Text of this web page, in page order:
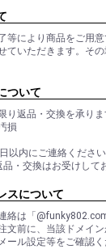
等により商品をご用
ていただきます。そ
ついて
り返品・交換を承りま
損
以内にご連絡ください
・交換はお受けして
スについて
絡は「
文前に、当該ドメイ
ール設定等をご確認く